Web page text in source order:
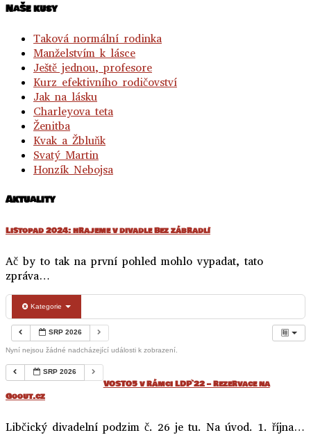
NaŠe kusy
Taková normální rodinka
Manželstvím k lásce
Ještě jednou, profesore
Kurz efektivního rodičovství
Jak na lásku
Charleyova teta
Ženitba
Kvak a Žbluňk
Svatý Martin
Honzík Nebojsa
Aktuality
Listopad 2024: hrajeme v divadle Bez zábradlí
Ač by to tak na první pohled mohlo vypadat, tato
zpráva…
Kategorie
SRP 2026
Nyní nejsou žádné nadcházející události k zobrazení.
SRP 2026
VOSTO5 v rámci LDP`22 – rezervace na
Goout.cz
Libčický divadelní podzim č. 26 je tu. Na úvod. 1. října…